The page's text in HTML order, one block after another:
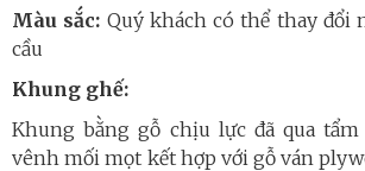
Màu sắc: Quý khách có thể thay đổi
cầu
Khung ghế:
Khung bằng gỗ chịu lực đã qua
vênh mối mọt kết hợp với gỗ ván